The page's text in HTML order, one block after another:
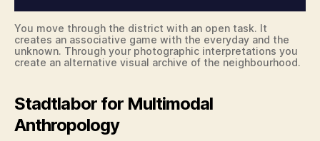
You move through the district with an open task. It
creates an associative game with the everyday and the
unknown. Through your photographic interpretations you
create an alternative visual archive of the neighbourhood.
Stadtlabor for Multimodal
Anthropology